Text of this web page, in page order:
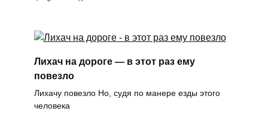
Лихач на дороге — в этот раз ему
повезло
Лихачу повезло Но, судя по манере езды этого
человека